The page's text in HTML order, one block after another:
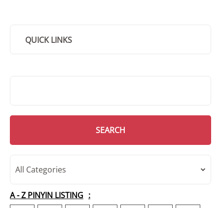
QUICK LINKS
SEARCH
All Categories
A - Z PINYIN LISTING